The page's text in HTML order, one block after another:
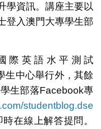
學資訊。講座主要以
登入澳門大專學生部
際英語水平測試
生中心舉行外，其餘
生部落Facebook專
studentblog.dse
在線上解答提問。